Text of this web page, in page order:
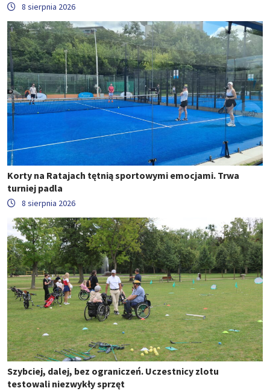
8 sierpnia 2026
Korty na Ratajach tętnią sportowymi emocjami. Trwa
turniej padla
8 sierpnia 2026
Szybciej, dalej, bez ograniczeń. Uczestnicy zlotu
testowali niezwykły sprzęt